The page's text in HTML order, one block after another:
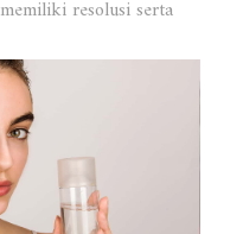
resolusi serta